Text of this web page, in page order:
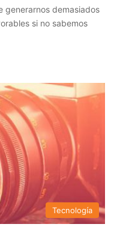
generarnos demasiados
si no sabemos
Tecnología